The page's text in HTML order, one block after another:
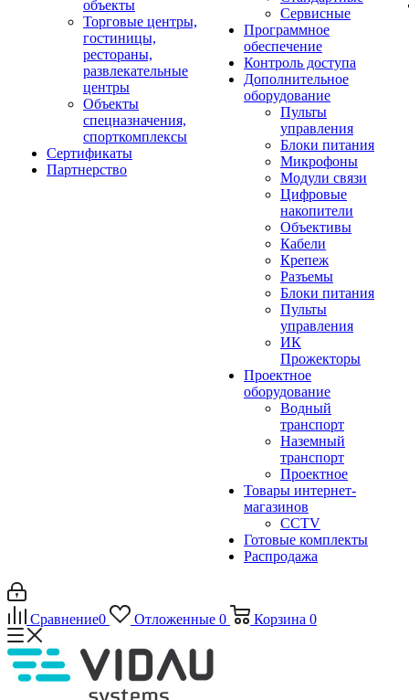
объекты
Торговые центры,
гостиницы,
рестораны,
развлекательные
центры
Объекты
спецназначения,
спорткомплексы
Сертификаты
Партнерство
Сервисные
Программное
обеспечение
Контроль доступа
Дополнительное
оборудование
Пульты
управления
Блоки питания
Микрофоны
Модули связи
Цифровые
накопители
Объективы
Кабели
Крепеж
Разъемы
Блоки питания
Пульты
управления
ИК
Прожекторы
Проектное
оборудование
Водный
транспорт
Наземный
транспорт
Проектное
Товары интернет-
магазинов
CCTV
Готовые комплекты
Распродажа
Сравнение0 Отложенные 0 Корзина 0